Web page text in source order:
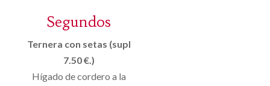
Segundos
Ternera con setas (supl
7.50 €.)
Hígado de cordero a la